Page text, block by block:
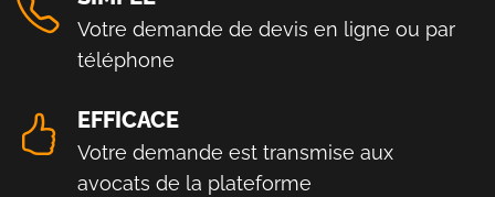
Votre demande de devis en ligne ou par
téléphone
EFFICACE
Votre demande est transmise aux
avocats de la plateforme